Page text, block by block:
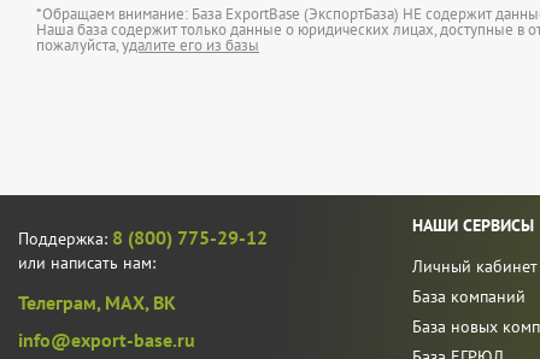
*Обращаем внимание: База ExportBase (ЭкспортБаза) НЕ содержит
Наша база содержит только данные о юридических лицах, доступные в
пожалуйста,удалите его из базы
Поддержка: 8 (800) 775-29-12
или написать нам:
Телеграм, MAX, ВК
info@export-base.ru
НАШИ СЕРВИСЫ
Личный кабинет
База компаний
База новых